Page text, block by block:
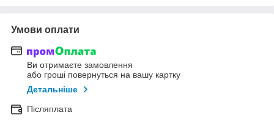
Умови оплати
Ви отримаєте замовлення
або гроші повернуться на вашу картку
Детальніше
Післяплата